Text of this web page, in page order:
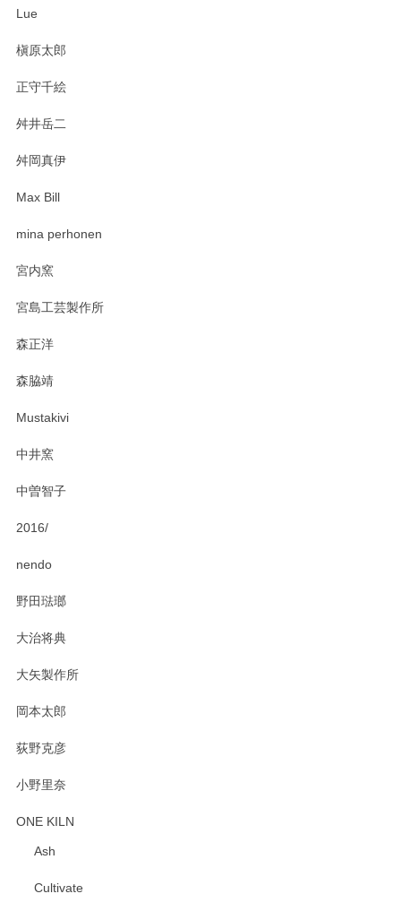
おかけしました。 ありがとうございます。
Lue
槇原太郎
正守千絵
舛井岳二
舛岡真伊
Max Bill
mina perhonen
宮内窯
宮島工芸製作所
森正洋
森脇靖
Mustakivi
中井窯
中曽智子
2016/
nendo
野田琺瑯
大治将典
大矢製作所
岡本太郎
荻野克彦
小野里奈
ONE KILN
Ash
Cultivate